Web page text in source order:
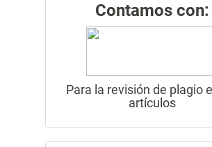
Contamos con:
Para la revisión de plagio
artículos